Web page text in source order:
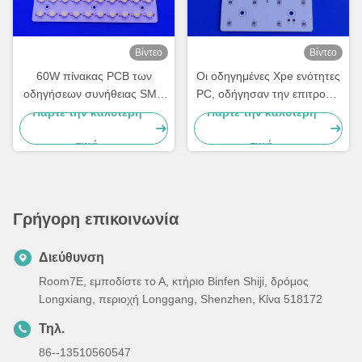
Βίντεο
60W πίνακας PCB των
οδηγήσεων συνήθειας SMD
φακών για την ενότητα
Bridgelux
Πάρτε την καλύτερη
τιμή
Βίντεο
Οι οδηγημένες Xpe ενότητες
PC, οδήγησαν την επιτροπή
SMD PCB για τον οδικό
Πάρτε την καλύτερη
τιμή
Γρήγορη επικοινωνία
Διεύθυνση
Room7E, εμποδίστε το Α, κτήριο Binfen Shiji, δρόμος
Longxiang, περιοχή Longgang, Shenzhen, Κίνα 518172
Τηλ.
86--13510560547